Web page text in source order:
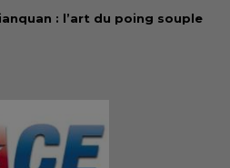
: l’art du poing souple